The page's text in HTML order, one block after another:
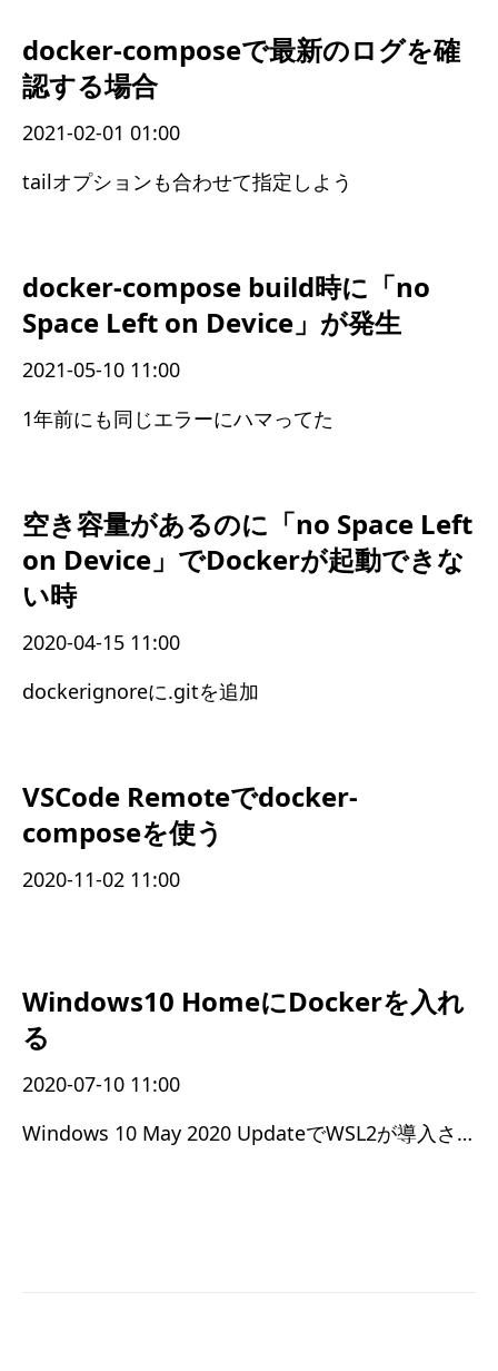
docker-composeで最新のログを確
認する場合
2021-02-01 01:00
tailオプションも合わせて指定しよう
docker-compose build時に「no
Space Left on Device」が発生
2021-05-10 11:00
1年前にも同じエラーにハマってた
空き容量があるのに「no Space Left
on Device」でDockerが起動できな
い時
2020-04-15 11:00
dockerignoreに.gitを追加
VSCode Remoteでdocker-
composeを使う
2020-11-02 11:00
Windows10 HomeにDockerを入れ
る
2020-07-10 11:00
Windows 10 May 2020 UpdateでWSL2が導入されたおかげ